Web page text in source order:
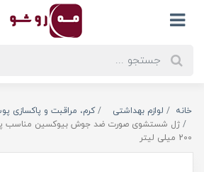
خانه لوازم بهداشتی کرم، مراقبت و پاکسازی
ژل شستشوی صورت ضد جوش بیوکسین مناسب
200 میلی لیتر